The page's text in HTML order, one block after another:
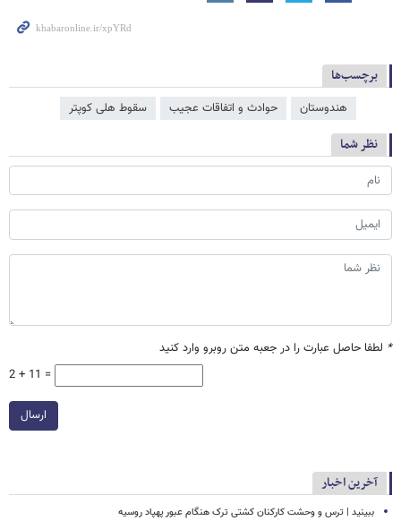
برچسب‌ها
هندوستان حوادث و اتفاقات عجیب سقوط هلی کوپتر
نظر شما
* لطفا حاصل عبارت را در جعبه متن روبرو وارد کنید
2 + 11 =
ارسال
آخرین اخبار
ببینید | ترس و وحشت کارکنان کشتی ترک هنگام عبور پهپاد روسیه